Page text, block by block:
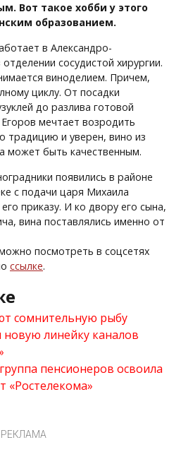
Вот такое хобби у этого
образованием.
в Александро-
сосудистой хирургии.
виноделием. Причем,
циклу. От посадки
до разлива готовой
мечтает возродить
традицию и уверен, вино из
может быть качественным.
появились в районе
с подачи царя Михаила
приказу. И ко двору его сына,
вина поставлялись именно от
посмотреть в соцсетях
ссылке.
сомнительную рыбу
новую линейку каналов
пенсионеров освоила
«Ростелекома»
РЕКЛАМА